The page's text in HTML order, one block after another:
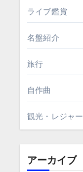
ライブ鑑賞
名盤紹介
旅行
自作曲
観光・レジャー
アーカイブ